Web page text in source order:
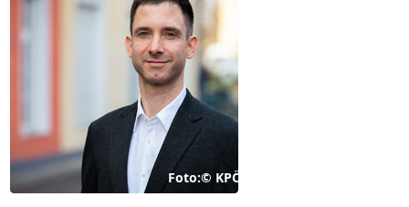
Foto:© KPÖ